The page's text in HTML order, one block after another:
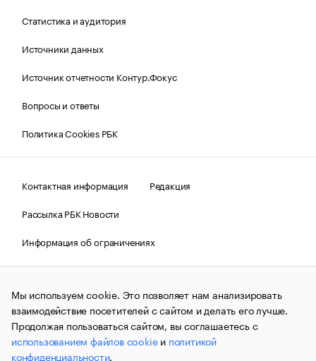
Статистика и аудитория
Источники данных
Источник отчетности Контур.Фокус
Вопросы и ответы
Политика Cookies РБК
Контактная информация
Редакция
Рассылка РБК Новости
Информация об ограничениях
Правовая информация
О соблюдении авторских прав
© АО «РОСБИЗНЕСКОНСАЛТИНГ»,1995–2026.Сообщения
и материалы информационного агентства «РБК»
(зарегистрировано Федеральной службой по надзору в сфере
связи, информационных технологий и массовых
коммуникаций (Роскомнадзор) 09.12.2015 за номером ИА
№ФС77-63848) сопровождаются пометкой «РБК». Отдельные
Мы используем cookie. Это позволяет нам анализировать
взаимодействие посетителей с сайтом и делать его лучше.
Продолжая пользоваться сайтом, вы соглашаетесь с
использованием файлов cookieи политикой
конфиденциальности.